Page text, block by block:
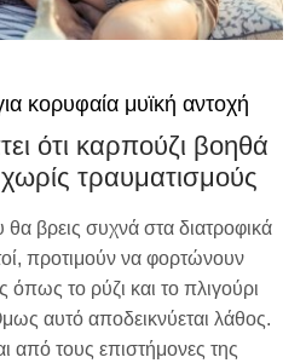
κορυφαία μυϊκή αντοχή
ότι καρπούζι βοηθά
τραυματισμούς
θα βρεις συχνά στα διατροφικά
προτιμούν να φορτώνουν
το ρύζι και το πλιγούρι
αυτό αποδεικνύεται λάθος.
από τους επιστήμονες της